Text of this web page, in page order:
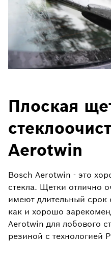
Плоская
Aerotwin
Bosch Aerotwin - это
стекла. Щетки отлично
имеют длительный срок
как и хорошо
Aerotwin для лобового
резиной с технологией